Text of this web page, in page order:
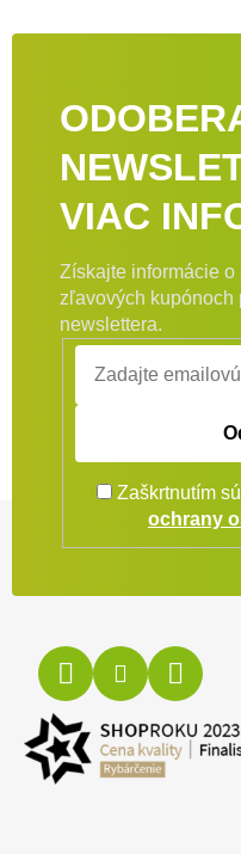
VIAC
Získajte informácie
zľavových kupónoch
newslettera.
Zaškrtnutím
ochrany